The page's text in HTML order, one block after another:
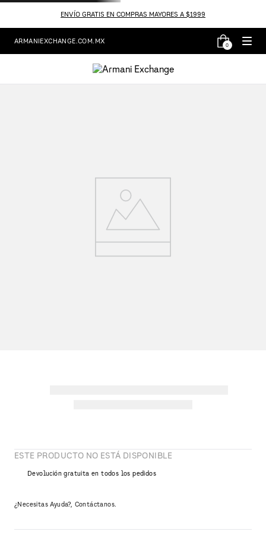
ENVÍO GRATIS EN COMPRAS MAYORES A $1999
ARMANIEXCHANGE.COM.MX 0
ESTE PRODUCTO NO ESTÁ DISPONIBLE
Devolución gratuita en todos los pedidos
¿Necesitas Ayuda?, Contáctanos.